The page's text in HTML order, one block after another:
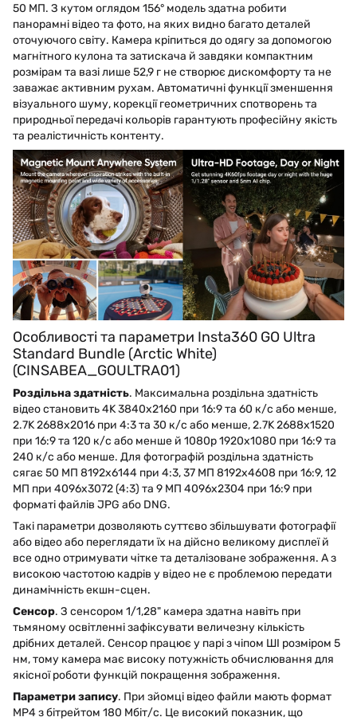
50 МП. З кутом оглядом 156° модель здатна робити
панорамні відео та фото, на яких видно багато деталей
оточуючого світу. Камера кріпиться до одягу за допомогою
магнітного кулона та затискача й завдяки компактним
розмірам та вазі лише 52,9 г не створює дискомфорту та не
заважає активним рухам. Автоматичні функції зменшення
візуального шуму, корекції геометричних спотворень та
природньої передачі кольорів гарантують професійну якість
та реалістичність контенту.
Особливості та параметри Insta360 GO Ultra
Standard Bundle (Arctic White)
(CINSABEA_GOULTRA01)
Роздільна здатність. Максимальна роздільна здатність
відео становить 4K 3840x2160 при 16:9 та 60 к/с або менше,
2.7K 2688x2016 при 4:3 та 30 к/с або менше, 2.7K 2688x1520
при 16:9 та 120 к/с або менше й 1080p 1920x1080 при 16:9 та
240 к/с або менше. Для фотографій роздільна здатність
сягає 50 МП 8192x6144 при 4:3, 37 МП 8192x4608 при 16:9, 12
МП при 4096x3072 (4:3) та 9 МП 4096x2304 при 16:9 при
форматі файлів JPG або DNG.
Такі параметри дозволяють суттєво збільшувати фотографії
або відео або переглядати їх на дійсно великому дисплеї й
все одно отримувати чітке та деталізоване зображення. А з
високою частотою кадрів у відео не є проблемою передати
динамічність екшн-сцен.
Сенсор. З сенсором 1/1,28" камера здатна навіть при
тьмяному освітленні зафіксувати величезну кількість
дрібних деталей. Сенсор працює у парі з чіпом ШІ розміром 5
нм, тому камера має високу потужність обчислювання для
якісної роботи функцій покращення зображення.
Параметри запису. При зйомці відео файли мають формат
MP4 з бітрейтом 180 Мбіт/с. Це високий показник, що